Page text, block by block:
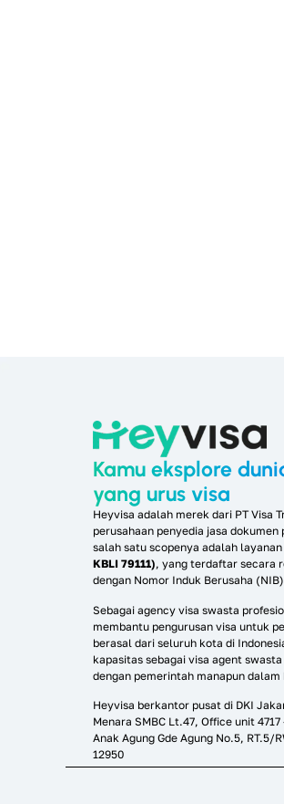
Kamu eksplore
yang urus visa
Heyvisa adalah merek dari PT Visa
perusahaan penyedia jasa dokumen
salah satu scopenya adalah
KBLI 79111), yang terdaftar secara
dengan Nomor Induk Berusaha
Sebagai agency visa swasta
membantu pengurusan visa untuk
berasal dari seluruh kota di
kapasitas sebagai visa agent
dengan pemerintah manapun
Heyvisa berkantor pusat di DKI
Menara SMBC Lt.47, Office unit
Anak Agung Gde Agung No.5, RT.5/
12950